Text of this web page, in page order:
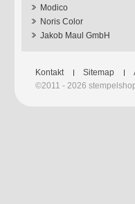
Modico
Noris Color
Jakob Maul GmbH
Kontakt Sitemap
©2011 - 2026